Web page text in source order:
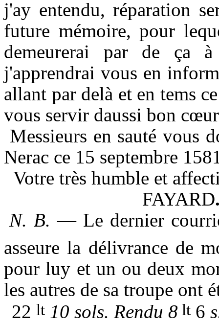
j'ay entendu, réparation
future mémoire, pour
demeurerai par de ça
j'apprendrai vous en
allant par delà et en tems
vous servir daussi bon
Messieurs en sauté vous
Nerac ce 15 septembre
Votre très humble et
FAYARD
N. B. — Le dernier
asseure la délivrance de
pour luy et un ou deux
les autres de sa troupe ont
22 lt 10 sols. Rendu 8 lt 6